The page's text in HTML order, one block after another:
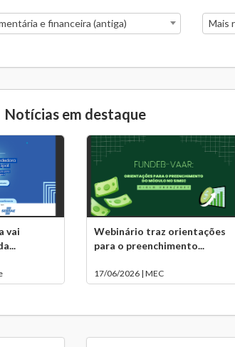
e financeira (antiga) Mais
Notícias em destaque
vai
Webinário traz orientações
para o preenchimento...
17/06/2026 | MEC